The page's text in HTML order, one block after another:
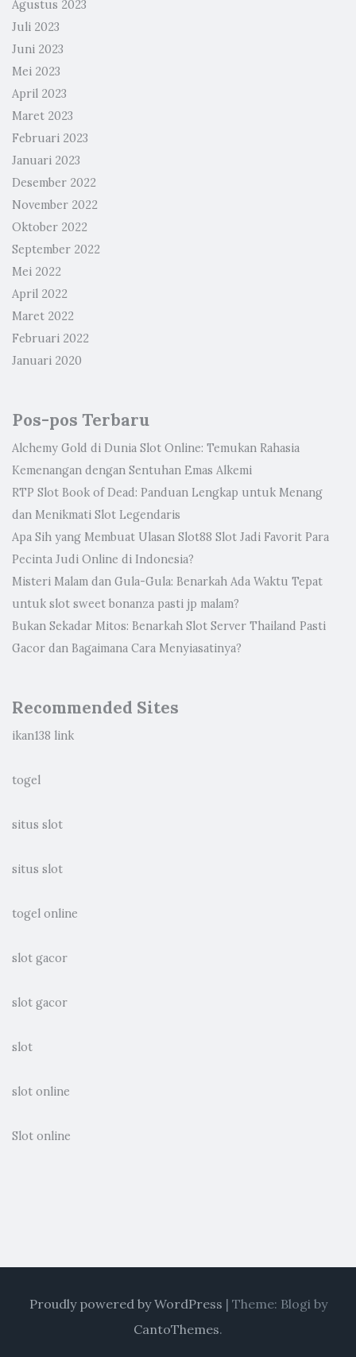
Agustus 2023
Juli 2023
Juni 2023
Mei 2023
April 2023
Maret 2023
Februari 2023
Januari 2023
Desember 2022
November 2022
Oktober 2022
September 2022
Mei 2022
April 2022
Maret 2022
Februari 2022
Januari 2020
Pos-pos Terbaru
Alchemy Gold di Dunia Slot Online: Temukan Rahasia
Kemenangan dengan Sentuhan Emas Alkemi
RTP Slot Book of Dead: Panduan Lengkap untuk Menang
dan Menikmati Slot Legendaris
Apa Sih yang Membuat Ulasan Slot88 Slot Jadi Favorit Para
Pecinta Judi Online di Indonesia?
Misteri Malam dan Gula-Gula: Benarkah Ada Waktu Tepat
untuk slot sweet bonanza pasti jp malam?
Bukan Sekadar Mitos: Benarkah Slot Server Thailand Pasti
Gacor dan Bagaimana Cara Menyiasatinya?
Recommended Sites
ikan138 link
togel
situs slot
situs slot
togel online
slot gacor
slot gacor
slot
slot online
Slot online
Proudly powered by WordPress | Theme: Blogi by
CantoThemes.